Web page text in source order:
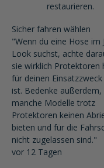
restaurieren.
Sicher fahren wählen
"Wenn du eine Hose im
Look suchst, achte
sie wirklich Protektoren
für deinen
ist. Bedenke außerdem,
manche Modelle trotz
Protektoren keinen
bieten und für die
nicht zugelassen sind."
vor 12 Tagen